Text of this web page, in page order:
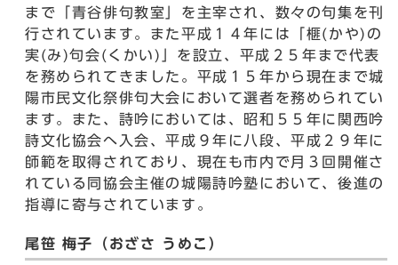
まで「青谷俳句教室」を主宰され、数々の句集を刊
行されています。また平成１４年には「榧(かや)の
実(み)句会(くかい)」を設立、平成２５年まで代表
を務められてきました。平成１５年から現在まで城
陽市民文化祭俳句大会において選者を務められてい
ます。また、詩吟においては、昭和５５年に関西吟
詩文化協会へ入会、平成９年に八段、平成２９年に
師範を取得されており、現在も市内で月３回開催さ
れている同協会主催の城陽詩吟塾において、後進の
指導に寄与されています。
尾笹 梅子（おざさ うめこ）